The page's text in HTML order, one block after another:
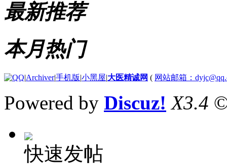
最新推荐
本月热门
|Archiver|手机版|小黑屋|大医精诚网 ( 网站邮箱：
Powered by Discuz! X3.4
快速发帖